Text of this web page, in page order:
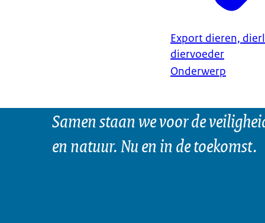
Export dieren,
diervoeder
Onderwerp
Samen staan we voor de
en natuur. Nu en in de toekomst.